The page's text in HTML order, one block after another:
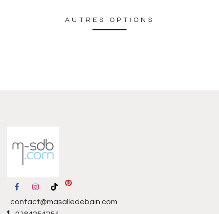
AUTRES OPTIONS
contact@masalledebain.com